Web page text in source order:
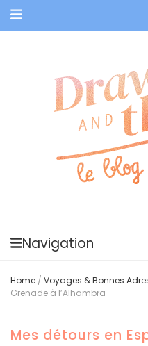
Navigation
Home / Voyages & Bonnes
Grenade à l’Alhambra
Mes détours en